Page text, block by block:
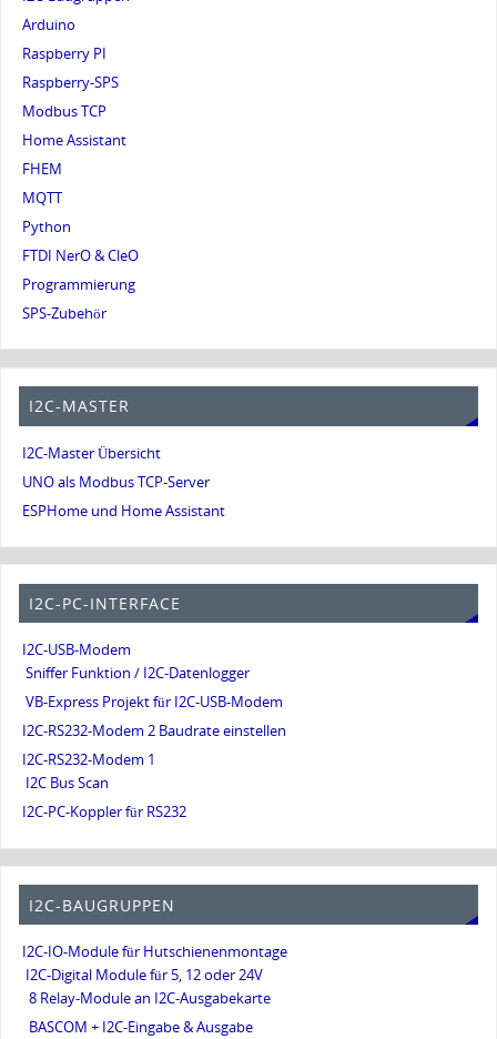
Arduino
Raspberry PI
Raspberry-SPS
Modbus TCP
Home Assistant
FHEM
MQTT
Python
FTDI NerO & CleO
Programmierung
SPS-Zubehör
I2C-MASTER
I2C-Master Übersicht
UNO als Modbus TCP-Server
ESPHome und Home Assistant
I2C-PC-INTERFACE
I2C-USB-Modem
Sniffer Funktion / I2C-Datenlogger
VB-Express Projekt für I2C-USB-Modem
I2C-RS232-Modem 2 Baudrate einstellen
I2C-RS232-Modem 1
I2C Bus Scan
I2C-PC-Koppler für RS232
I2C-BAUGRUPPEN
I2C-IO-Module für Hutschienenmontage
I2C-Digital Module für 5, 12 oder 24V
8 Relay-Module an I2C-Ausgabekarte
BASCOM + I2C-Eingabe & Ausgabe